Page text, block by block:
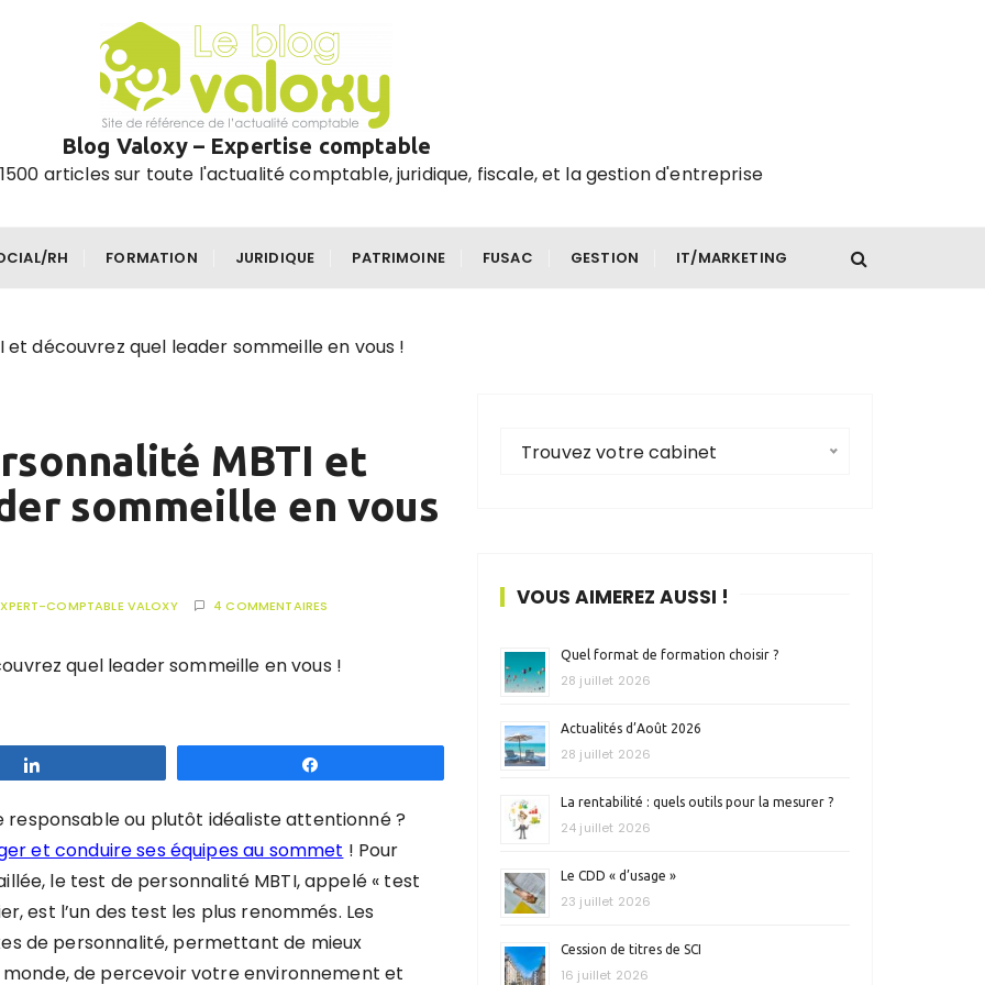
Blog Valoxy – Expertise comptable
articles sur toute l'actualité comptable, juridique, fiscale, et la gestion d'entreprise
RH FORMATION JURIDIQUE PATRIMOINE FUSAC GESTION IT/MARKETING
découvrez quel leader sommeille en vous !
MBTI et
sommeille en vous
COMPTABLE VALOXY 4 COMMENTAIRES
ou plutôt idéaliste attentionné ?
et conduire ses équipes au sommet ! Pour
le test de personnalité MBTI, appelé « test
est l’un des test les plus renommés. Les
de personnalité, permettant de mieux
de percevoir votre environnement et
Trouvez votre cabinet
VOUS AIMEREZ AUSSI !
Quel format de formation choisir ?
28 juillet 2026
Actualités d’Août 2026
28 juillet 2026
La rentabilité : quels outils pour la mesurer ?
24 juillet 2026
Le CDD « d’usage »
23 juillet 2026
Cession de titres de SCI
16 juillet 2026